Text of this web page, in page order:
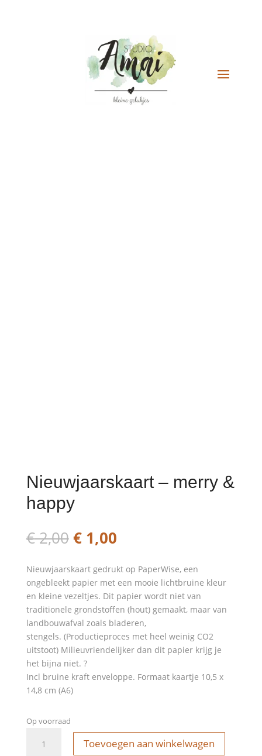
Aanbieding!
Nieuwjaarskaart – merry &
happy
€2,00 Oorspronkelijke
prijs
was:
€ 2,00.
€1,00Huidige
is:
€ 1,00.
Nieuwjaarskaart gedrukt op PaperWise, een
ongebleekt papier met een mooie lichtbruine kleur
en kleine vezeltjes. Dit papier wordt niet van
traditionele grondstoffen (hout) gemaakt, maar van
landbouwafval zoals bladeren,
stengels. (Productieproces met heel weinig CO2
uitstoot) Milieuvriendelijker dan dit papier krijg je
het bijna niet. ?
Incl bruine kraft enveloppe. Formaat kaartje 10,5 x
14,8 cm (A6)
Op voorraad
Nieuwjaarskaart
Toevoegen aan winkelwagen